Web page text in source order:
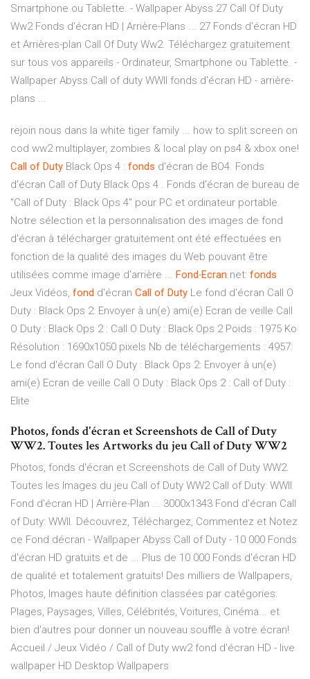
Smartphone ou Tablette. - Wallpaper Abyss 27 Call Of Duty
Ww2 Fonds d'écran HD | Arrière-Plans ... 27 Fonds d'écran HD
et Arrières-plan Call Of Duty Ww2. Téléchargez gratuitement
sur tous vos appareils - Ordinateur, Smartphone ou Tablette. -
Wallpaper Abyss Call of duty WWII fonds d'écran HD - arrière-
plans ...
rejoin nous dans la white tiger family ... how to split screen on
cod ww2 multiplayer, zombies & local play on ps4 & xbox one!
Call of Duty Black Ops 4 : fonds d'écran de BO4. Fonds
d'écran Call of Duty Black Ops 4 . Fonds d'écran de bureau de
"Call of Duty : Black Ops 4" pour PC et ordinateur portable.
Notre sélection et la personnalisation des images de fond
d'écran à télécharger gratuitement ont été effectuées en
fonction de la qualité des images du Web pouvant être
utilisées comme image d'arrière ... Fond-Ecran.net: fonds
Jeux Vidéos, fond d'écran Call of Duty Le fond d'écran Call O
Duty : Black Ops 2: Envoyer à un(e) ami(e) Ecran de veille Call
O Duty : Black Ops 2 : Call O Duty : Black Ops 2 Poids : 1975 Ko
Résolution : 1690x1050 pixels Nb de téléchargements : 4957:
Le fond d'écran Call O Duty : Black Ops 2: Envoyer à un(e)
ami(e) Ecran de veille Call O Duty : Black Ops 2 : Call of Duty :
Elite
Photos, fonds d'écran et Screenshots de Call of Duty
WW2. Toutes les Artworks du jeu Call of Duty WW2
Photos, fonds d'écran et Screenshots de Call of Duty WW2.
Toutes les Images du jeu Call of Duty WW2 Call of Duty: WWII
Fond d'écran HD | Arrière-Plan ... 3000x1343 Fond d'écran Call
of Duty: WWII. Découvrez, Téléchargez, Commentez et Notez
ce Fond décran - Wallpaper Abyss Call of Duty - 10 000 Fonds
d'écran HD gratuits et de ... Plus de 10 000 Fonds d'écran HD
de qualité et totalement gratuits! Des milliers de Wallpapers,
Photos, Images haute définition classées par catégories:
Plages, Paysages, Villes, Célébrités, Voitures, Cinéma... et
bien d'autres pour donner un nouveau souffle à votre écran!
Accueil / Jeux Vidéo / Call of Duty ww2 fond d'écran HD - live
wallpaper HD Desktop Wallpapers